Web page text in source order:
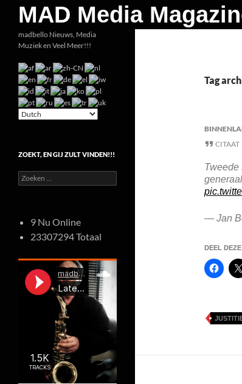
inhoud
MAD Media
Zoeken
Tag
CITAAT
Tweede
— Jan
DEEL
madbello Nieuws, Media
Muziek en Veel Meer!!!
ZOEKT, EN GIJ ZULT VINDEN!!!
Zoeken
naar:
9 Nu Online
23307294 Totaal